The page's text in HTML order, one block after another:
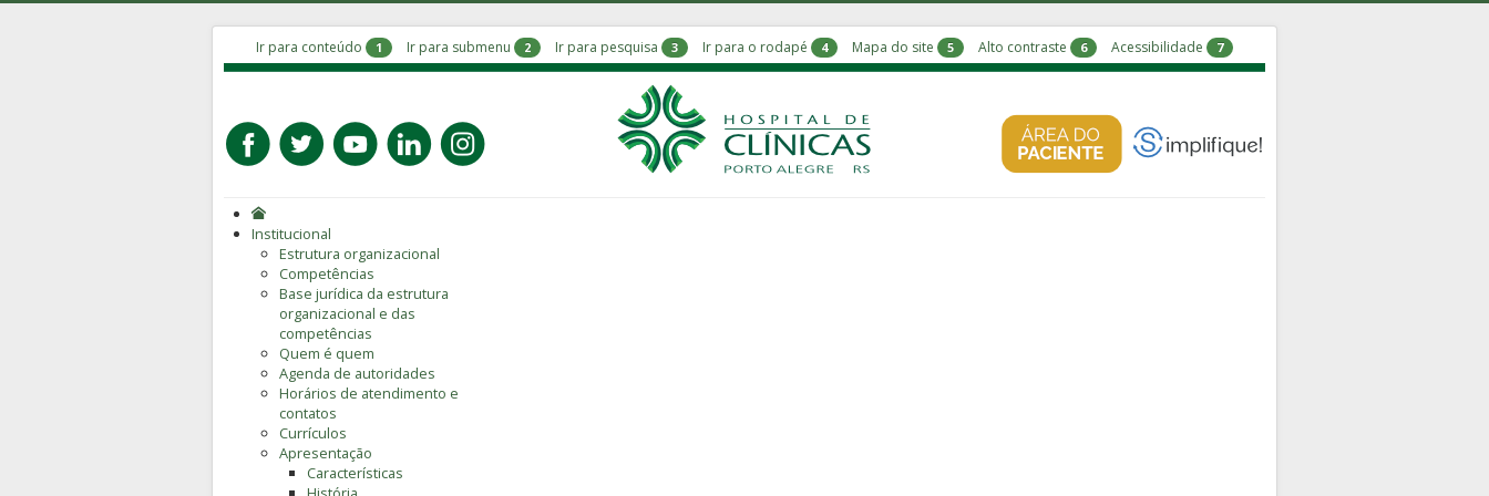
Ir para conteúdo 1 Ir para submenu 2 Ir para pesquisa 3 Ir para o rodapé 4 Mapa do site 5 Alto contraste 6 Acessibilidade 7
Institucional
Estrutura organizacional
Competências
Base jurídica da estrutura
organizacional e das
competências
Quem é quem
Agenda de autoridades
Horários de atendimento e
contatos
Currículos
Apresentação
Características